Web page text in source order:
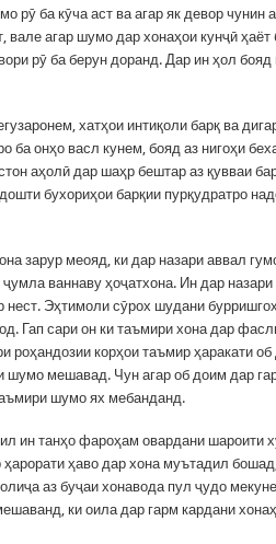
рӯ ба кӯча аст ва агар як девор чунин
агар шумо дар хонаҳои кунҷӣ ҳаёт
рӯ ба берун доранд. Дар ин ҳол
хатҳои интиқоли барқ ва
ба онҳо васл кунем, бояд аз нигоҳи
аҳолӣ дар шаҳр бештар аз қувваи
бухориҳои барқии пурқудратро
зарур меояд, ки дар назари аввал
ваннаву ҳоҷатхона. Ин дар
нест. Эҳтимоли сӯрох шудани
Гап сари он ки таъмири хона дар
корҳои таъмир ҳаракати об
шумо мешавад. Чун агар об доим дар
шумо ях мебанданд.
ин танҳо фароҳам овардани шароити
ҳаво дар хона муътадил
аз буҷаи хонавода пул ҷудо
ки оила дар гарм кардани